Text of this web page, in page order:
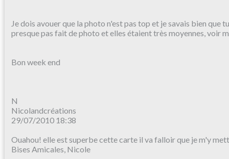
Je dois avouer que la photo n'est pas top et je savais bien que
presque pas fait de photo et elles étaient très moyennes, voir
Bon week end
N
Nicolandcréations
29/07/2010 18:38
Ouahou! elle est superbe cette carte il va falloir que je m'y
Bises Amicales, Nicole